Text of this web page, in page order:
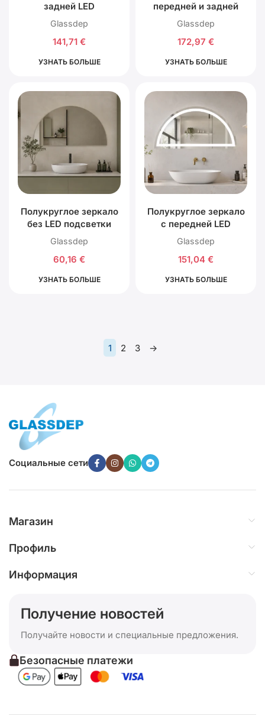
задней LED
подсветкой
Glassdep
141,71 €
УЗНАТЬ БОЛЬШЕ
передней и задней
LED подсветкой
Glassdep
172,97 €
УЗНАТЬ БОЛЬШЕ
Полукруглое зеркало
без LED подсветки
Glassdep
60,16 €
УЗНАТЬ БОЛЬШЕ
Полукруглое зеркало
с передней LED
подсветкой
Glassdep
151,04 €
УЗНАТЬ БОЛЬШЕ
1 2 3 →
Социальные сети
Магазин
Профиль
Информация
Получение новостей
Получайте новости и специальные предложения.
Безопасные платежи